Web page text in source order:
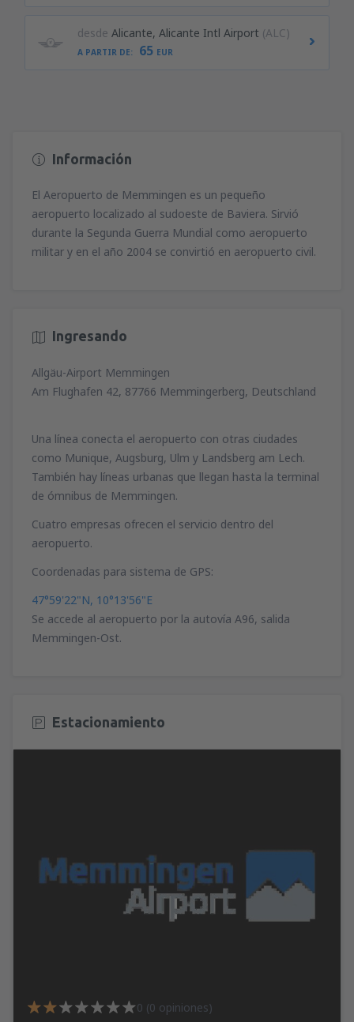
desde Alicante, Alicante Intl Airport (ALC)
A PARTIR DE: 65 EUR
Información
El Aeropuerto de Memmingen es un pequeño
aeropuerto localizado al sudoeste de Baviera. Sirvió
durante la Segunda Guerra Mundial como aeropuerto
militar y en el año 2004 se convirtió en aeropuerto civil.
Ingresando
Allgäu-Airport Memmingen
Am Flughafen 42, 87766 Memmingerberg, Deutschland
Una línea conecta el aeropuerto con otras ciudades
como Munique, Augsburg, Ulm y Landsberg am Lech.
También hay líneas urbanas que llegan hasta la terminal
de ómnibus de Memmingen.
Cuatro empresas ofrecen el servicio dentro del
aeropuerto.
Coordenadas para sistema de GPS:
47°59'22"N, 10°13'56"E
Se accede al aeropuerto por la autovía A96, salida
Memmingen-Ost.
Estacionamiento
0 (0 opiniones)